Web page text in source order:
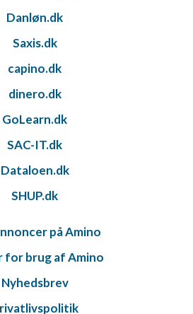
Danløn.dk
Saxis.dk
capino.dk
dinero.dk
GoLearn.dk
SAC-IT.dk
Dataloen.dk
SHUP.dk
på Amino
for brug af Amino
Nyhedsbrev